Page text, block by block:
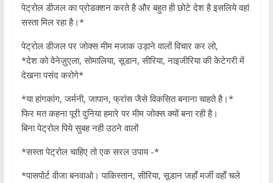
पेट्रोल डीजल का प्रोडक्शन करते है और बहुत ही छोटे देश है इसलिये वहां
सस्ता मिल रहा है।*
पेट्रोल डीजल पर जोक्स मीम मजाक उड़ाने वालों विचार कर लो,
*देश को वेनेज़ुएला, सोमालिया, सूडान, सीरिया, नाइजीरिया की केटेगरी में
देखना पसंद करोगे*
*या हांगकांग, जर्मनी, जापान, फ्रांस जैसे विकसित बनाना चाहते है।*
फिर मत कहना पूरी दुनिया हमारे पर मीम जोक्स क्यों बना रही है।
बिना पेट्रोल पिये सुबह नही उठने वालों
*सस्ता पेट्रोल चाहिए तो एक सरल उपाय -*
*पासपोर्ट वीजा बनवाओ। पाकिस्तान, सीरिया, सूडान जहाँ मर्जी वहाँ चले